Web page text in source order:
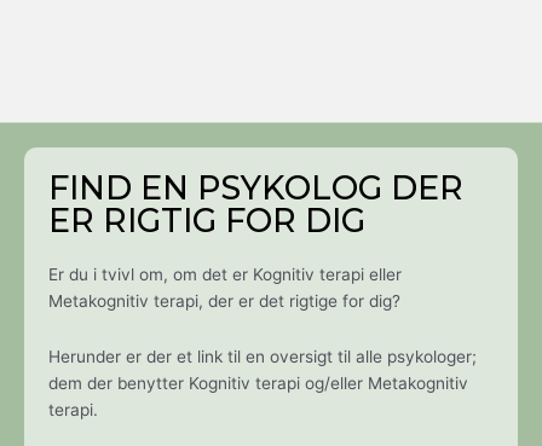
FIND EN PSYKOLOG DER
ER RIGTIG FOR DIG
Er du i tvivl om, om det er Kognitiv terapi eller
Metakognitiv terapi, der er det rigtige for dig?
Herunder er der et link til en oversigt til alle psykologer;
dem der benytter Kognitiv terapi og/eller Metakognitiv
terapi.